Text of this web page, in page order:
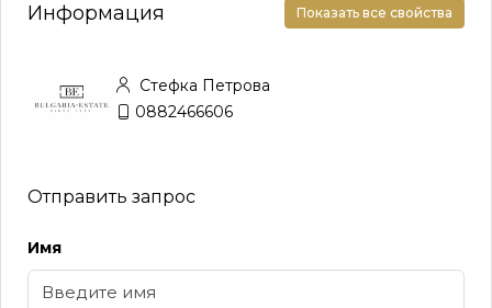
Информация Показать все свойства
Стефка Петрова
0882466606
Отправить запрос
Имя